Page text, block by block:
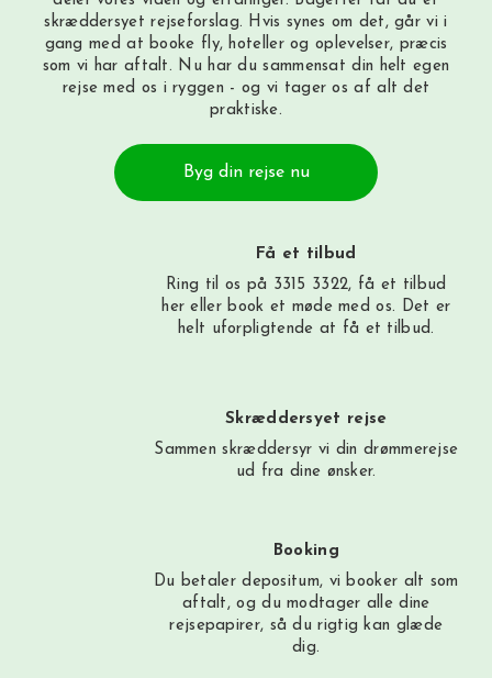
skræddersyet rejseforslag. Hvis synes om det, går vi i
gang med at booke fly, hoteller og oplevelser, præcis
som vi har aftalt. Nu har du sammensat din helt egen
rejse med os i ryggen - og vi tager os af alt det
praktiske.
Byg din rejse nu
Få et tilbud
Ring til os på 3315 3322, få et tilbud
her eller book et møde med os. Det er
helt uforpligtende at få et tilbud.
Skræddersyet rejse
Sammen skræddersyr vi din drømmerejse
ud fra dine ønsker.
Booking
Du betaler depositum, vi booker alt som
aftalt, og du modtager alle dine
rejsepapirer, så du rigtig kan glæde
dig.